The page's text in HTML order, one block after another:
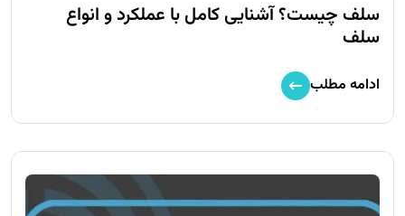
سلف چیست؟ آشنایی کامل با عملکرد و انواع
سلف
ادامه مطلب